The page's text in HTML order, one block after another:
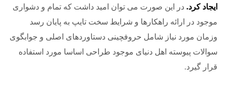
ایجاد کرد. در این صورت می توان امید داشت که تمام و دشواری
موجود در ارائه راهکارها و شرایط سخت تایپ به پایان رسد
وزمان مورد نیاز شامل حروفچینی دستاوردهای اصلی و جوابگوی
سوالات پیوسته اهل دنیای موجود طراحی اساسا مورد استفاده
قرار گیرد.